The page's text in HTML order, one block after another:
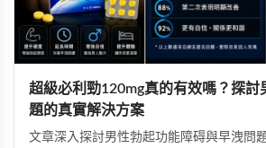
超級必利勁120mg真的有效嗎？探討
題的真實解決方案
文章深入探討男性勃起功能障碍與早洩問